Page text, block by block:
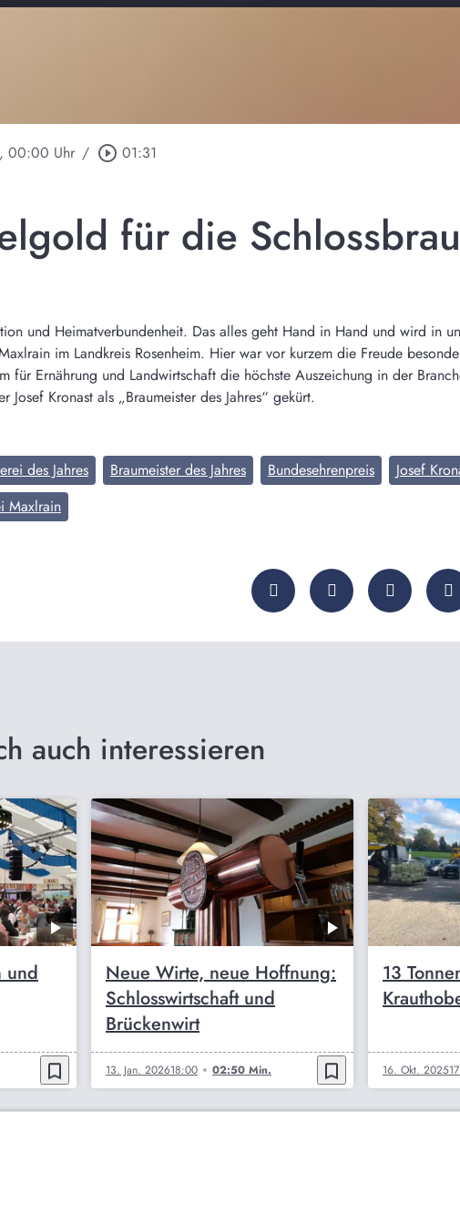
, 00:00 Uhr / play_circle_outline 01:31
für die
und Heimatverbundenheit. Das alles geht Hand in Hand und wird in
im Landkreis Rosenheim. Hier war vor kurzem die Freude
für Ernährung und Landwirtschaft die höchste Auszeichung in der
Josef Kronast als „Braumeister des Jahres“ gekürt.
des Jahres Braumeister des Jahres Bundesehrenpreis Josef
Maxlrain
auch interessieren
und
bookmark_border
Neue Wirte, neue Hoffnung:
Schlosswirtschaft und
Brückenwirt
13. Jan. 202618:00 02:50 Min. bookmark_border
13
16. Okt. 2025